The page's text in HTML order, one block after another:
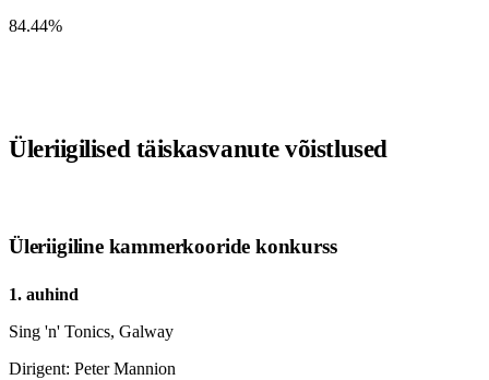
84.44%
Üleriigilised täiskasvanute võistlused
Üleriigiline kammerkooride konkurss
1. auhind
Sing 'n' Tonics, Galway
Dirigent: Peter Mannion